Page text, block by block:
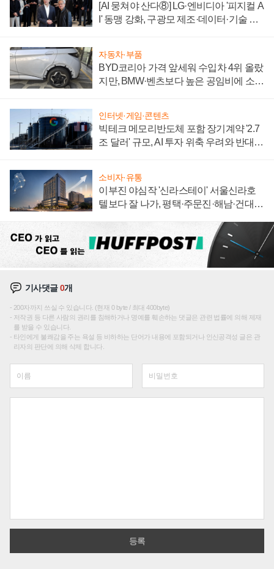
[AI 뭉쳐야 산다⑧] LG·엔비디아 '피지컬 A
I' 동맹 강화, 구광모 제조·데이터·기술 결
자동차·부품
BYD코리아 가격 앞세워 수입차 4위 올랐
지만, BMW·벤츠보다 높은 공임비에 소비
인터넷·게임·콘텐츠
빅테크 메모리반도체 포함 장기계약 '2.7
조 달러' 규모, AI 투자 위축 우려와 반대
소비자·유통
이부진 야심작 '신라스테이' 서울신라호
텔보다 잘 나가, 평택·주문진·해남·건대로
기사댓글0개
200자까지 쓰실 수 있습니다. (현재 0 byte / 최대 400byte)
저작권 등 다른 사람의 권리를 침해하거나 명예를 훼손하는 댓글은 관련 법률에 의해 제재
를 받을 수 있습니다.
타인에게 불쾌감을 주는 욕설 등 비하하는 단어가 내용에 포함되거나 인신공격성 글은 관
리자의 판단에 의해 삭제 합니다.